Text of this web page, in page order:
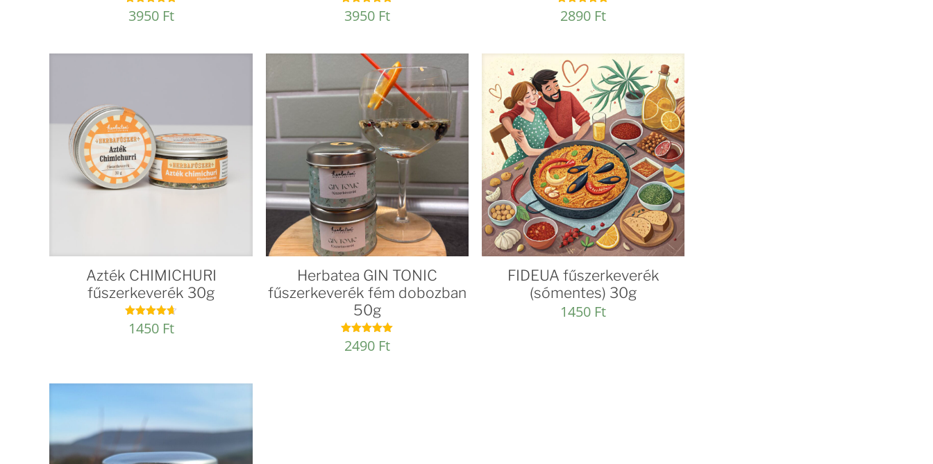
Értékelés:
5.00
3950 Ft
Értékelés:
4.88
3950 Ft
Értékelés:
5.00
2890 Ft
Azték CHIMICHURI
fűszerkeverék 30g
Értékelés:
4.67
1450 Ft
Herbatea GIN TONIC
fűszerkeverék fém dobozban
50g
Értékelés:
5.00
2490 Ft
FIDEUA fűszerkeverék
(sómentes) 30g
1450 Ft